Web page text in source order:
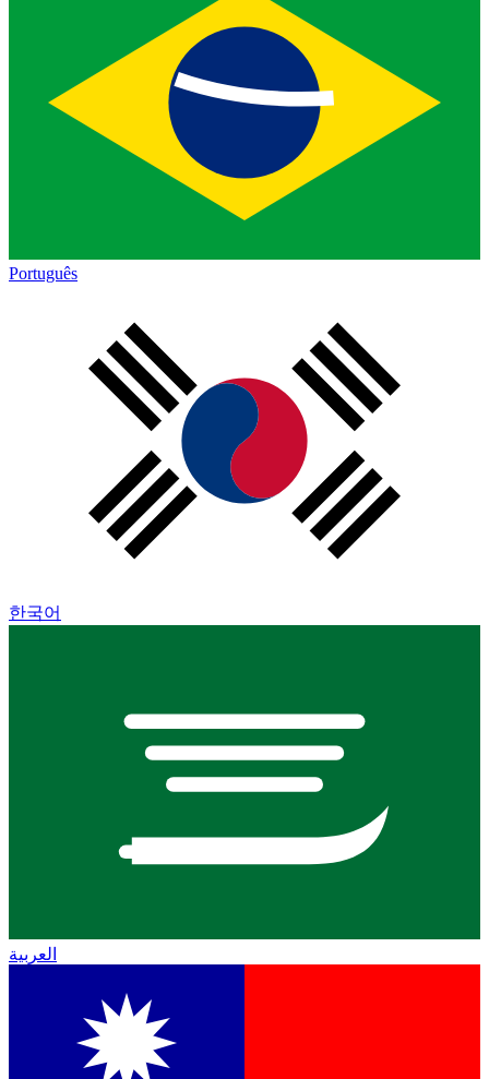
Português
한국어
العربية